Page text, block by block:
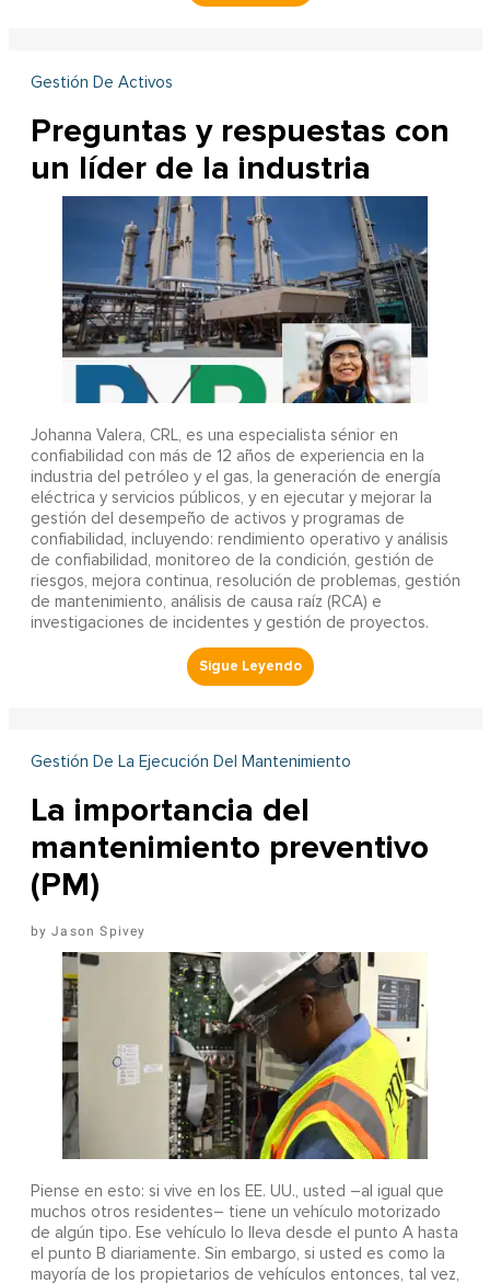
Gestión De Activos
Preguntas y respuestas con
un líder de la industria
Johanna Valera, CRL, es una especialista sénior en
confiabilidad con más de 12 años de experiencia en la
industria del petróleo y el gas, la generación de energía
eléctrica y servicios públicos, y en ejecutar y mejorar la
gestión del desempeño de activos y programas de
confiabilidad, incluyendo: rendimiento operativo y análisis
de confiabilidad, monitoreo de la condición, gestión de
riesgos, mejora continua, resolución de problemas, gestión
de mantenimiento, análisis de causa raíz (RCA) e
investigaciones de incidentes y gestión de proyectos.
Gestión De La Ejecución Del Mantenimiento
La importancia del
mantenimiento preventivo
(PM)
Jason Spivey
Piense en esto: si vive en los EE. UU., usted –al igual que
muchos otros residentes– tiene un vehículo motorizado
de algún tipo. Ese vehículo lo lleva desde el punto A hasta
el punto B diariamente. Sin embargo, si usted es como la
mayoría de los propietarios de vehículos entonces, tal vez,